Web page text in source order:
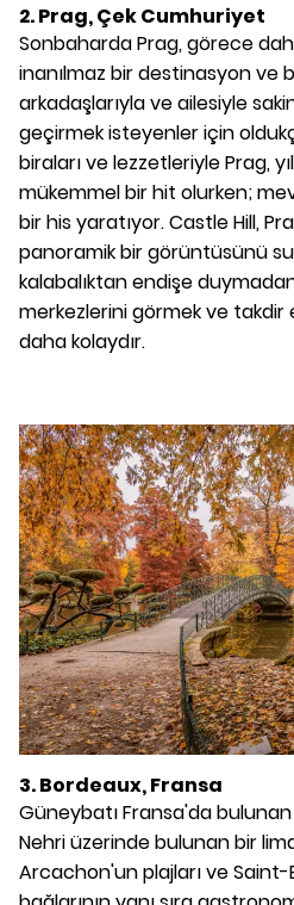
2. Prag, Çek Cumhuriyet
Sonbaharda Prag, görece
inanılmaz bir destinasyon ve
arkadaşlarıyla ve ailesiyle
geçirmek isteyenler için
biraları ve lezzetleriyle Prag,
mükemmel bir hit olurken;
bir his yaratıyor. Castle Hill,
panoramik bir görüntüsünü
kalabalıktan endişe
merkezlerini görmek ve
daha kolaydır.
3. Bordeaux, Fransa
Güneybatı Fransa'da
Nehri üzerinde bulunan bir
Arcachon'un plajları ve